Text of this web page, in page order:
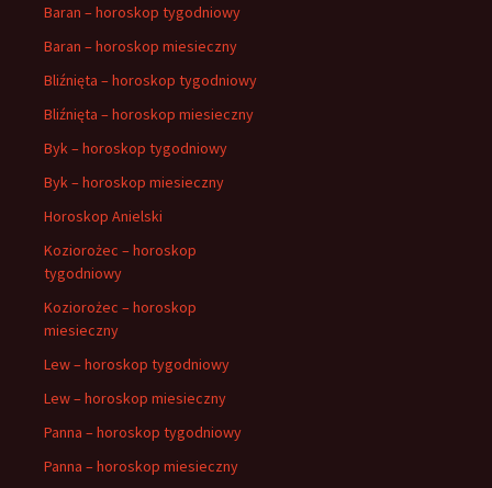
Baran – horoskop tygodniowy
Baran – horoskop miesieczny
Bliźnięta – horoskop tygodniowy
Bliźnięta – horoskop miesieczny
Byk – horoskop tygodniowy
Byk – horoskop miesieczny
Horoskop Anielski
Koziorożec – horoskop
tygodniowy
Koziorożec – horoskop
miesieczny
Lew – horoskop tygodniowy
Lew – horoskop miesieczny
Panna – horoskop tygodniowy
Panna – horoskop miesieczny